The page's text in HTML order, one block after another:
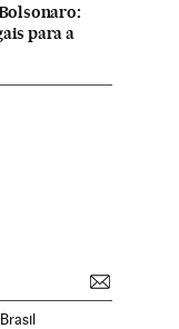
para a